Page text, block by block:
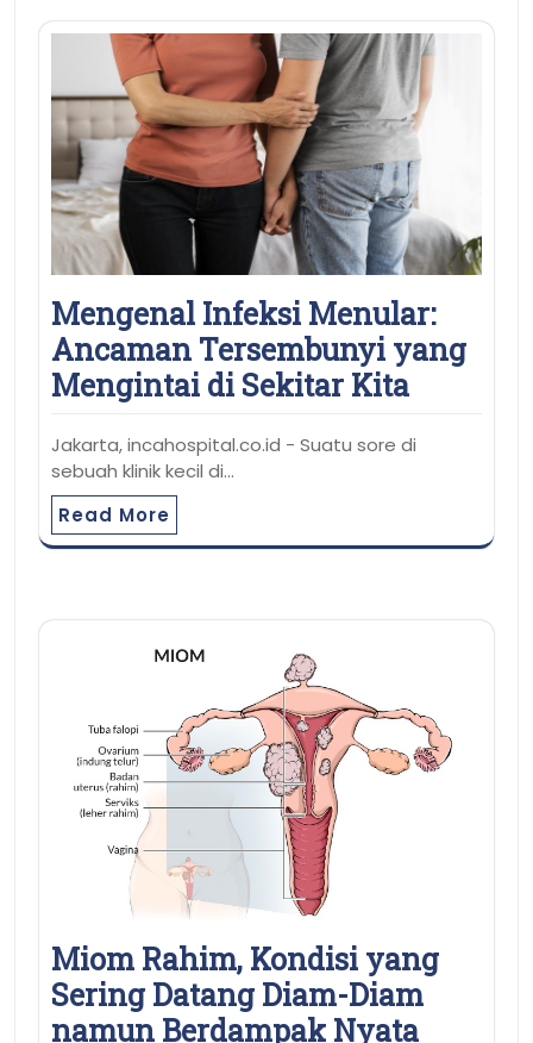
Mengenal Infeksi Menular:
Ancaman Tersembunyi yang
Mengintai di Sekitar Kita
Jakarta, incahospital.co.id - Suatu sore di
sebuah klinik kecil di…
Read More
Miom Rahim, Kondisi yang
Sering Datang Diam-Diam
namun Berdampak Nyata